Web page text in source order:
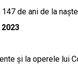
de ani de la
și la operele lui